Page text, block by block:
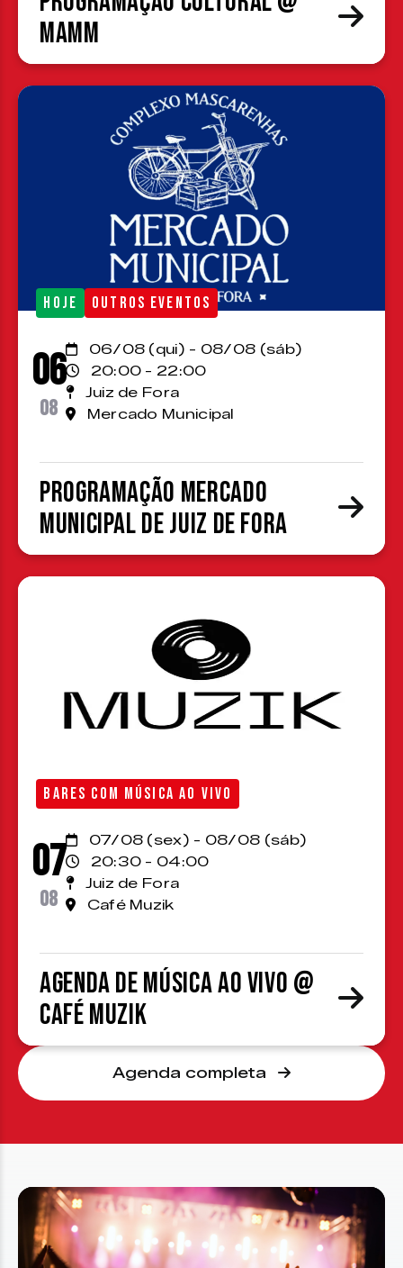
MAMM
HOJE OUTROS EVENTOS
06
08
06/08 (qui) - 08/08 (sáb)
20:00 - 22:00
Juiz de Fora
Mercado Municipal
Programação Mercado
Municipal de Juiz de Fora
BARES COM MÚSICA AO VIVO
07
08
07/08 (sex) - 08/08 (sáb)
20:30 - 04:00
Juiz de Fora
Café Muzik
Agenda de Música ao Vivo @
Café Muzik
Agenda completa